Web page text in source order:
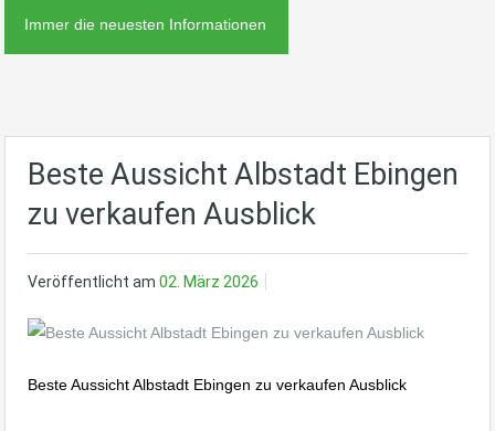
Immer die neuesten Informationen
Beste Aussicht Albstadt Ebingen
zu verkaufen Ausblick
Veröffentlicht am 02. März 2026
Beste Aussicht Albstadt Ebingen zu verkaufen Ausblick